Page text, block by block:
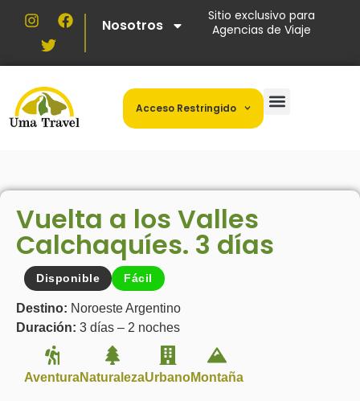
Nosotros
Sitio exclusivo para
Agencias de Viaje
Acceso Restringido
Vuelta a los Valles
Calchaquíes. 3 días
Disponible Fácil
Destino: Noroeste Argentino
Duración: 3 días – 2 noches
AventuraNaturalezaUrbanoMontaña